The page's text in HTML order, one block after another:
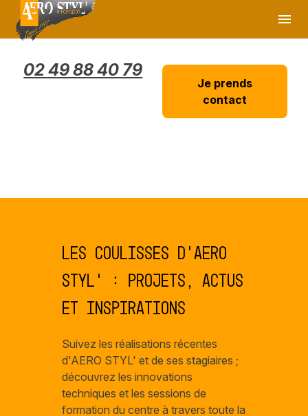
menu
02 49 88 40 79
Je prends
contact
Les coulisses d’AERO
STYL’ : projets, actus
et inspirations
Suivez les réalisations récentes
d'AERO STYL' et de ses stagiaires ;
découvrez les innovations
techniques et les sessions de
formation du centre à travers toute la
Panneau de gestion des cookies